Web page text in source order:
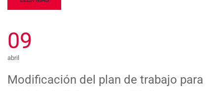
09
abril
Modificación del plan de trabajo para